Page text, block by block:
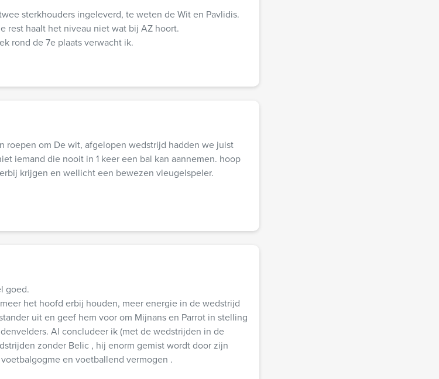
sterkhouders ingeleverd, te weten de Wit en Pavlidis.
rest haalt het niveau niet wat bij AZ hoort.
rond de 7e plaats verwacht ik.
roepen om De wit, afgelopen wedstrijd hadden we juist
iemand die nooit in 1 keer een bal kan aannemen. hoop
krijgen en wellicht een bewezen vleugelspeler.
goed.
het hoofd erbij houden, meer energie in de wedstrijd
uit en geef hem voor om Mijnans en Parrot in stelling
Al concludeer ik (met de wedstrijden in de
zonder Belic , hij enorm gemist wordt door zijn
en voetballend vermogen .